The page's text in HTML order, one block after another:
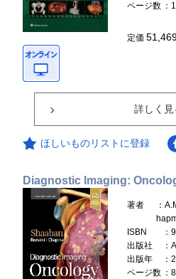
ページ数 ：
定価
詳しく見
ほしいものリストに登録
Diagnostic Imaging:
著者
：
ISBN
：
出版社
：
出版年
：
ページ数 ：